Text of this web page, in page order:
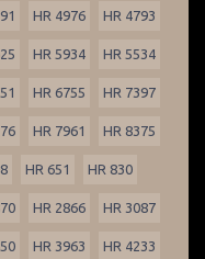
HR 4976 HR 4793
HR 5934 HR 5534
HR 6755 HR 7397
HR 7961 HR 8375
HR 651 HR 830
HR 2866 HR 3087
HR 3963 HR 4233